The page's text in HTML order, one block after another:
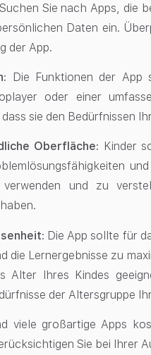
Sie nach Apps, die
Daten ein.
der App.
Die Funktionen der App
oder einer
sie den Bedürfnissen
Oberfläche: Kinder
und zu
Die App sollte für
die Lernergebnisse zu
Alter Ihres Kindes
der Altersgruppe
viele großartige Apps
Sie bei Ihrer